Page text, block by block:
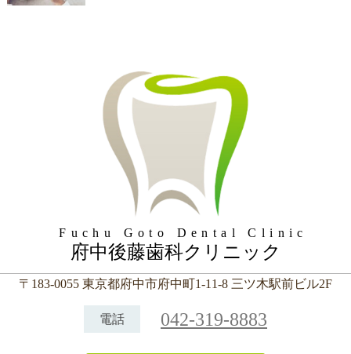
Fuchu Goto Dental Clinic
府中後藤歯科クリニック
〒183-0055 東京都府中市府中町1-11-8 三ツ木駅前ビル2F
電話 042-319-8883